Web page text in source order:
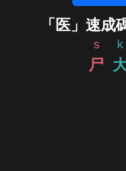
「医」速成
s
尸
k